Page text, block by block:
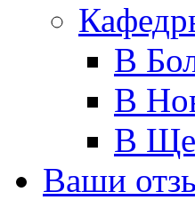
В
В
В
Ваши